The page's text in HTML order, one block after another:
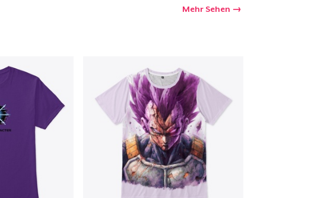
Mehr Sehen
Zum Einkaufswagen